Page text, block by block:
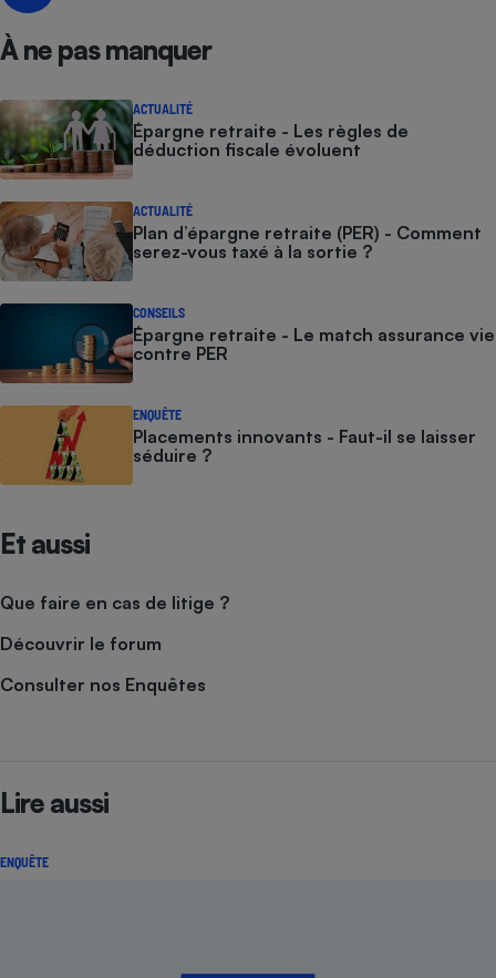
À ne pas manquer
ACTUALITÉ
Épargne retraite - Les règles de
déduction fiscale évoluent
ACTUALITÉ
Plan d’épargne retraite (PER) - Comment
serez-vous taxé à la sortie ?
CONSEILS
Épargne retraite - Le match assurance vie
contre PER
ENQUÊTE
Placements innovants - Faut-il se laisser
séduire ?
Et aussi
Que faire en cas de litige ?
Découvrir le forum
Consulter nos Enquêtes
Lire aussi
ENQUÊTE